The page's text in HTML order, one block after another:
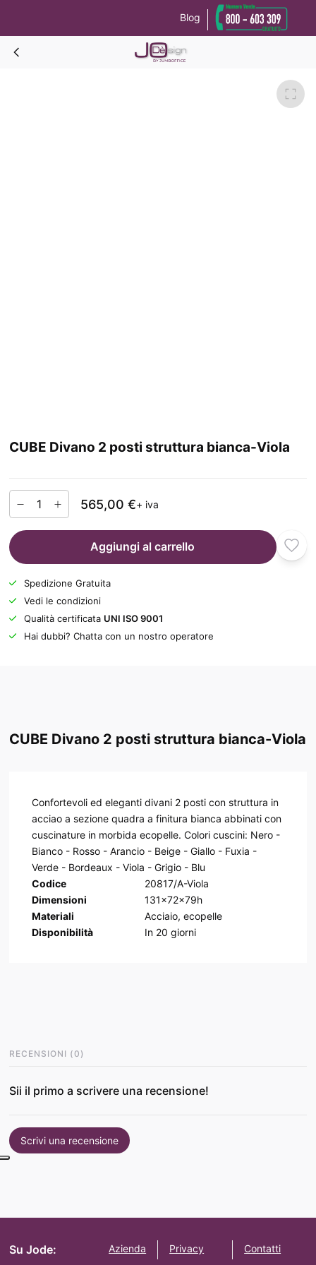
Blog
CUBE Divano 2 posti struttura bianca-Viola
CUBE Divano 2 posti struttura bianca-Viola
565,00 €+ iva
Aggiungi al carrello
Spedizione Gratuita
Vedi le condizioni
Qualità certificata UNI ISO 9001
Hai dubbi? Chatta con un nostro operatore
CUBE Divano 2 posti struttura bianca-Viola
Confortevoli ed eleganti divani 2 posti con struttura in
acciao a sezione quadra a finitura bianca abbinati con
cuscinature in morbida ecopelle. Colori cuscini: Nero -
Bianco - Rosso - Arancio - Beige - Giallo - Fuxia -
Verde - Bordeaux - Viola - Grigio - Blu
Codice
20817/A-Viola
Dimensioni
131x72x79h
Materiali
Acciaio, ecopelle
Disponibilità
In 20 giorni
RECENSIONI (0 )
Sii il primo a scrivere una recensione!
Scrivi una recensione
Su Jode: Azienda Privacy Contatti
Informativa sulla raccolta
Le tue preferenze relative alla privacy